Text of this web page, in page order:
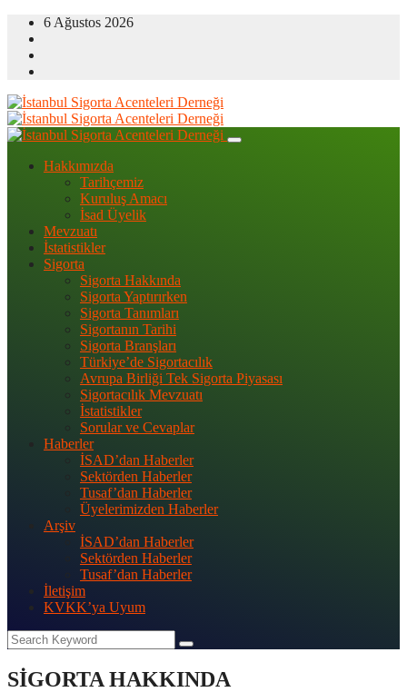
6 Ağustos 2026
Hakkımızda
Tarihçemiz
Kuruluş Amacı
İsad Üyelik
Mevzuatı
İstatistikler
Sigorta
Sigorta Hakkında
Sigorta Yaptırırken
Sigorta Tanımları
Sigortanın Tarihi
Sigorta Branşları
Türkiye’de Sigortacılık
Avrupa Birliği Tek Sigorta Piyasası
Sigortacılık Mevzuatı
İstatistikler
Sorular ve Cevaplar
Haberler
İSAD’dan Haberler
Sektörden Haberler
Tusaf’dan Haberler
Üyelerimizden Haberler
Arşiv
İSAD’dan Haberler
Sektörden Haberler
Tusaf’dan Haberler
İletişim
KVKK’ya Uyum
SİGORTA HAKKINDA